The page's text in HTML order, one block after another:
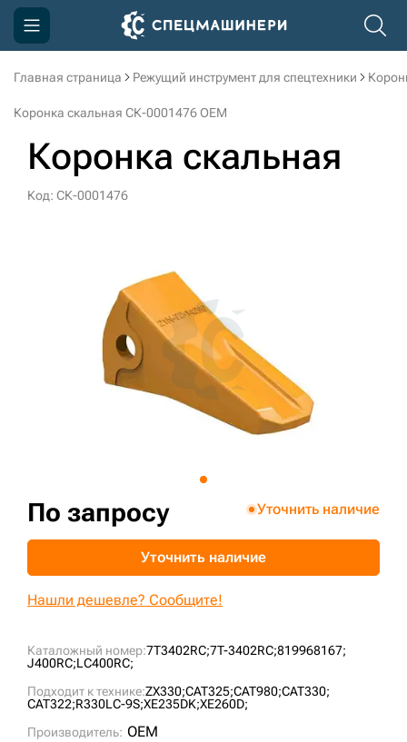
Главная страница Режущий инструмент для спецтехники
Коронка скальная СК-0001476 OEM
Коронка скальная
Код: СК-0001476
Каталожный номер:7T3402RC;7T-3402RC;819968167;
J400RC;LC400RC;
Подходит к технике:ZX330;CAT325;CAT980;CAT330;
CAT322;R330LC-9S;XE235DK;XE260D;
Производитель: OEM
По запросу Уточнить наличие
Уточнить наличие
Нашли дешевле? Сообщите!
Компания
Доставка и оплата
Информация
3D тур по производству
3D тур по складам
sksale@skdst.ru